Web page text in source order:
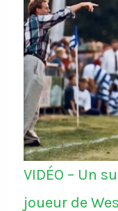
VIDÉO – Un
joueur de